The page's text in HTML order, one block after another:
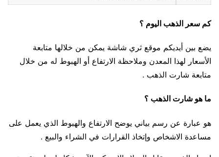
كم سعر الذهب اليوم ؟
يضع بين أيديكم موقع ثري شاشة يمكن من خلالها متابعة
الأسعار لهذا المعدن وملاحظة الارتفاع أو الهبوط له من خلال
متابعة شارت الذهب .
ما هو شارت الذهب ؟
هو عبارة عن رسم بياني يوضح الارتفاع والهبوط الذي يعمل على
مساعدة الاشخاص وإتخاذ القرارات في الشراء والبيع .